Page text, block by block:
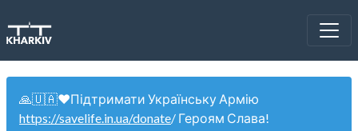
🙏🇺🇦❤️Підтримати Українську Армію
https://savelife.in.ua/donate/ Героям Слава!